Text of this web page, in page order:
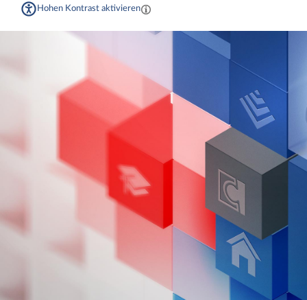
Hohen Kontrast aktivieren